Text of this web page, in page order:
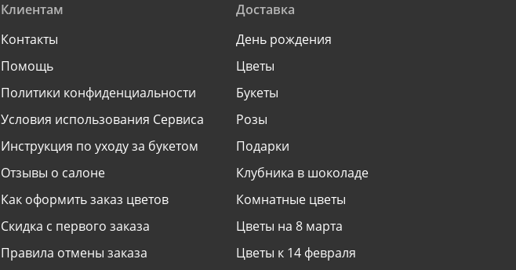
Клиентам
Контакты
Помощь
Политики конфиденциальности
Условия использования Сервиса
Инструкция по уходу за букетом
Отзывы о салоне
Как оформить заказ цветов
Скидка с первого заказа
Правила отмены заказа
Доставка
День рождения
Цветы
Букеты
Розы
Подарки
Клубника в шоколаде
Комнатные цветы
Цветы на 8 марта
Цветы к 14 февраля